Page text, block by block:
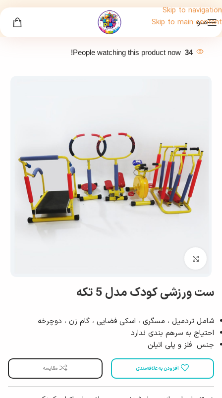
Skip to navigation
Skip to main content
منو
34
People watching this product now!
بزرگ نمایی
ست ورزشی کودک مدل 5 تکه
شامل تردمیل ، مسگری ، اسکی فضایی ، گام زن ، دوچرخه
احتیاج به سرهم بندی ندارد
جنس فلز و پلی اتیلن
افزودن به علاقه‌مندی مقایسه